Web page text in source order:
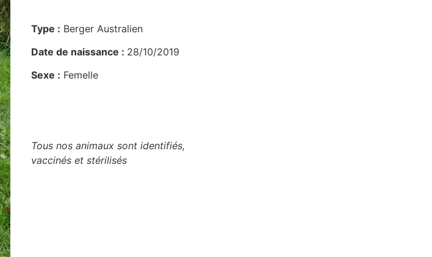
Type : Berger Australien
Date de naissance : 28/10/2019
Sexe : Femelle
Tous nos animaux sont identifiés,
vaccinés et stérilisés